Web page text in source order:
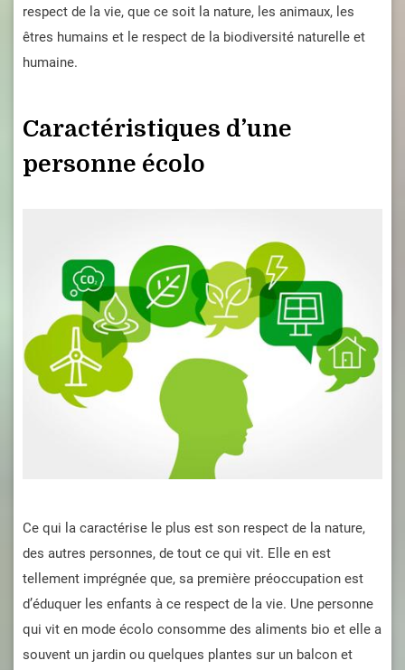
respect de la vie, que ce soit la nature, les animaux, les
êtres humains et le respect de la biodiversité naturelle et
humaine.
Caractéristiques d’une
personne écolo
Ce qui la caractérise le plus est son respect de la nature,
des autres personnes, de tout ce qui vit. Elle en est
tellement imprégnée que, sa première préoccupation est
d’éduquer les enfants à ce respect de la vie. Une personne
qui vit en mode écolo consomme des aliments bio et elle a
souvent un jardin ou quelques plantes sur un balcon et